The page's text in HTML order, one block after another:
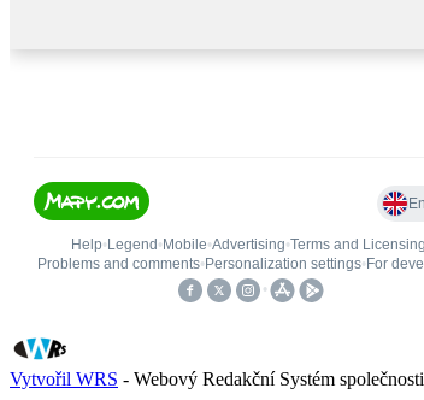
Vytvořil WRS - Webový Redakční Systém společnosti